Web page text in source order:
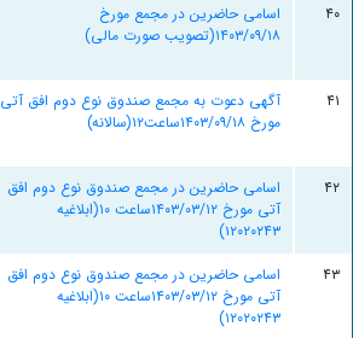
۴۰
اسامی حاضرین در مجمع مورخ
۱۴۰۳/۰۹/۱۸(تصویب صورت مالی)
۴۱
آگهی دعوت به مجمع صندوق نوع دوم افق آتی
مورخ ۱۴۰۳/۰۹/۱۸ساعت۱۲(سالانه)
۴۲
اسامی حاضرین در مجمع صندوق نوع دوم افق
آتی مورخ ۱۴۰۳/۰۳/۱۲ساعت ۱۰(ابلاغیه
۱۲۰۲۰۲۴۳)
۴۳
اسامی حاضرین در مجمع صندوق نوع دوم افق
آتی مورخ ۱۴۰۳/۰۳/۱۲ساعت ۱۰(ابلاغیه
۱۲۰۲۰۲۴۳)